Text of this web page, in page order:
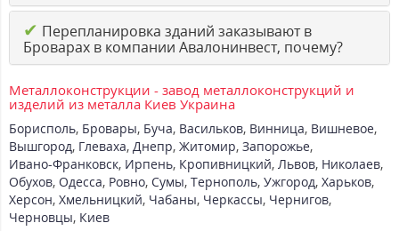
✔ Перепланировка зданий заказывают в
Броварах в компании Авалонинвест, почему?
Металлоконструкции - завод металлоконструкций и
изделий из металла Киев Украина
Борисполь, Бровары, Буча, Васильков, Винница, Вишневое,
Вышгород, Глеваха, Днепр, Житомир, Запорожье,
Ивано-Франковск, Ирпень, Кропивницкий, Львов, Николаев,
Обухов, Одесса, Ровно, Сумы, Тернополь, Ужгород, Харьков,
Херсон, Хмельницкий, Чабаны, Черкассы, Чернигов,
Черновцы, Киев